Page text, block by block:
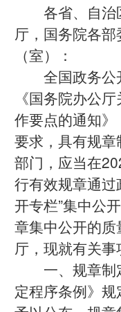
各省、自
厅，国务院各
（室）：
全国政务公
《国务院办公
作要点的通知》
要求，具有规
部门，应当在
行有效规章通过
开专栏”集中公
章集中公开的
厅，现就有关事
一、规章
定程序条例》